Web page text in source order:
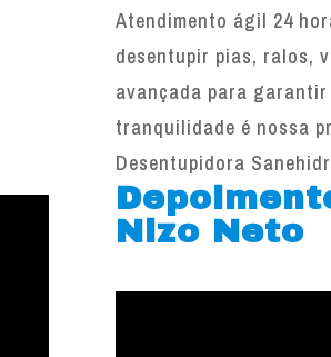
Atendimento ágil 24
desentupir pias, ralos,
avançada para
tranquilidade é nossa
Desentupidora
Nizo Neto